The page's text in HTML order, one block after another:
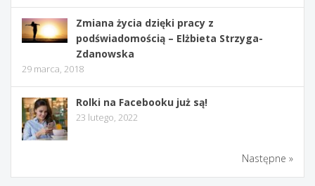
Zmiana życia dzięki pracy z
podświadomością – Elżbieta Strzyga-
Zdanowska
29 marca, 2018
Rolki na Facebooku już są!
23 lutego, 2022
Następne »